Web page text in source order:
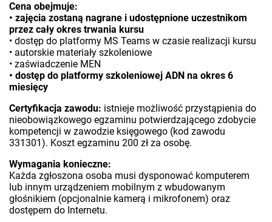
Cena obejmuje:
• zajęcia zostaną nagrane i udostępnione uczestnikom
przez cały okres trwania kursu
• dostęp do platformy MS Teams w czasie realizacji kursu
• autorskie materiały szkoleniowe
• zaświadczenie MEN
• dostęp do platformy szkoleniowej ADN na okres 6
miesięcy
Certyfikacja zawodu: istnieje możliwość przystąpienia do
nieobowiązkowego egzaminu potwierdzającego zdobycie
kompetencji w zawodzie księgowego (kod zawodu
331301). Koszt egzaminu 200 zł za osobę.
Wymagania konieczne:
Każda zgłoszona osoba musi dysponować komputerem
lub innym urządzeniem mobilnym z wbudowanym
głośnikiem (opcjonalnie kamerą i mikrofonem) oraz
dostępem do Internetu.